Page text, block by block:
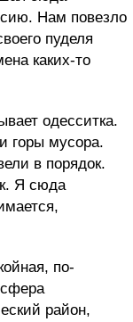
Нам повезло
пуделя
каких-то
одесситка.
горы мусора.
в порядок.
Я сюда
по-
район,